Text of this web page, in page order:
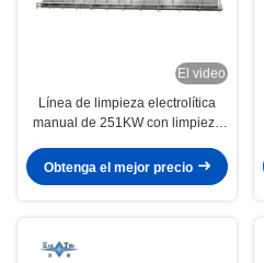
El video
Línea de limpieza electrolítica
manual de 251KW con limpieza
personalizada para el cuerpo de
la válvula y los componentes de
Obtenga el mejor precio